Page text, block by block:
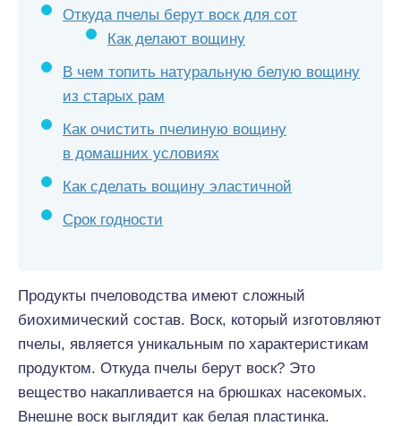
Откуда пчелы берут воск для сот
Как делают вощину
В чем топить натуральную белую вощину
из старых рам
Как очистить пчелиную вощину
в домашних условиях
Как сделать вощину эластичной
Срок годности
Продукты пчеловодства имеют сложный
биохимический состав. Воск, который изготовляют
пчелы, является уникальным по характеристикам
продуктом. Откуда пчелы берут воск? Это
вещество накапливается на брюшках насекомых.
Внешне воск выглядит как белая пластинка.